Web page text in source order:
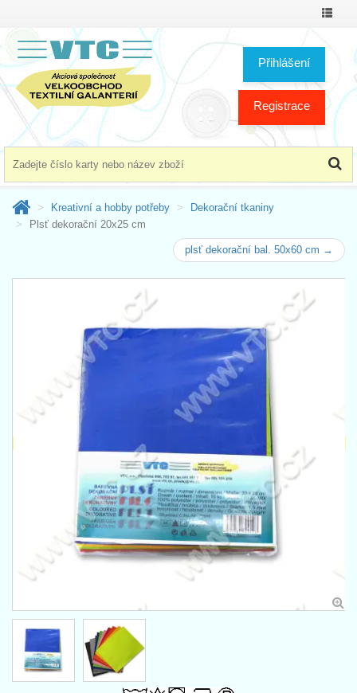
Přihlášení
Registrace
Kreativní a hobby potřeby
Dekorační tkaniny
Plsť dekorační 20x25 cm
plsť dekorační bal. 50x60 cm →